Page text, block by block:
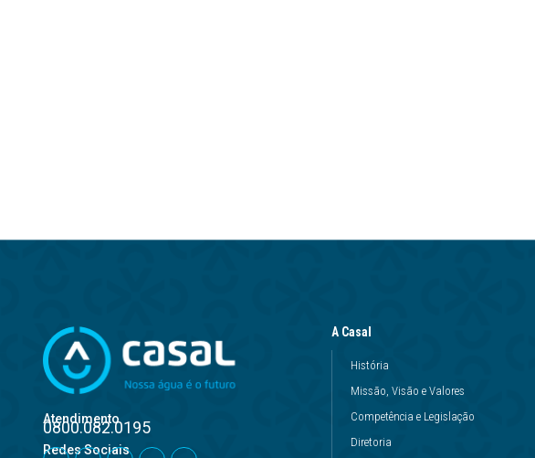
Atendimento
0800.082.0195
Redes Sociais
A Casal
História
Missão, Visão e Valores
Competência e Legislação
Diretoria